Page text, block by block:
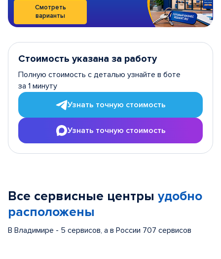
Смотреть
варианты
Стоимость указана за работу
Полную стоимость с деталью узнайте в боте
за 1 минуту
Узнать точную стоимость
Узнать точную стоимость
Все сервисные центры удобно
расположены
В Владимире - 5 сервисов, а в России 707 сервисов